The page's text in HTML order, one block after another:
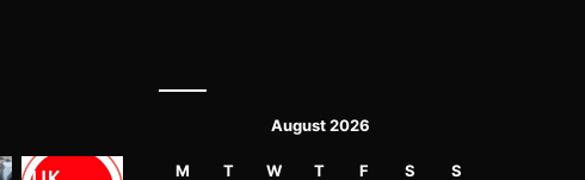
August 2026
M T W T F S S